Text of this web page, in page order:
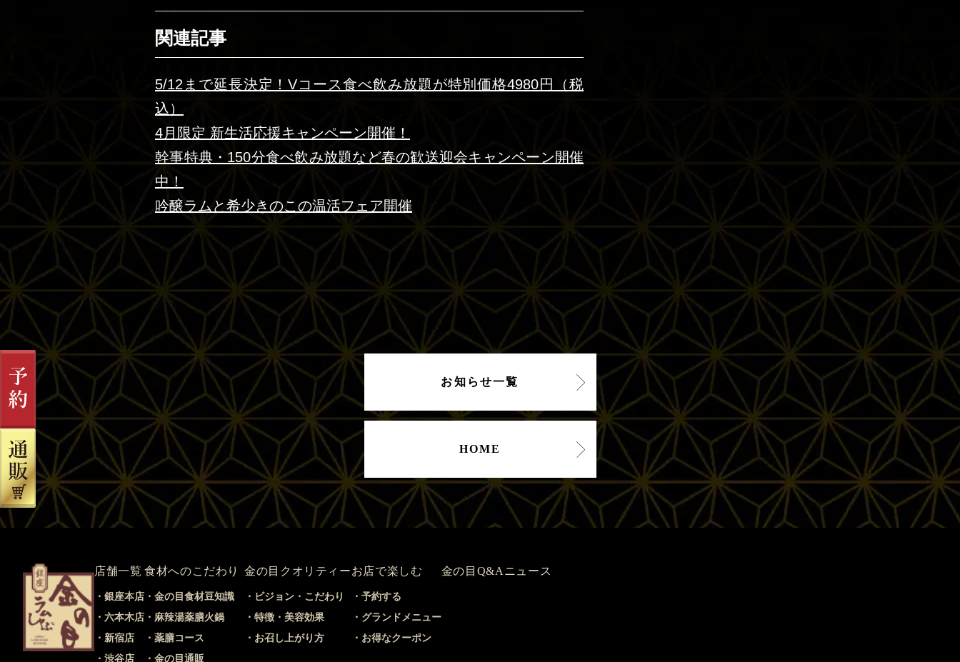
関連記事
5/12まで延長決定！Vコース食べ飲み放題が特別価格4980円（税
込）
4月限定 新生活応援キャンペーン開催！
幹事特典・150分食べ飲み放題など春の歓送迎会キャンペーン開催
中！
吟醸ラムと希少きのこの温活フェア開催
お知らせ一覧
HOME
店舗一覧
銀座本店
六本木店
新宿店
渋谷店
食材へのこだわり
金の目食材豆知識
麻辣湯薬膳火鍋
薬膳コース
金の目通販
金の目クオリティー
ビジョン・こだわり
特徴・美容効果
お召し上がり方
お店で楽しむ
予約する
グランドメニュー
お得なクーポン
金の目Q&A ニュース